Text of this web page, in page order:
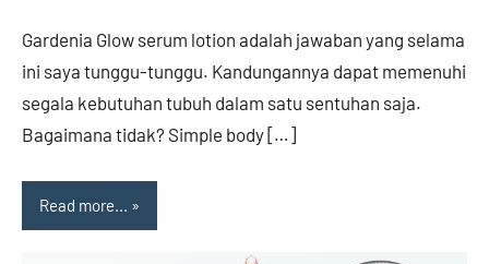
Gardenia Glow serum lotion adalah jawaban yang selama
ini saya tunggu-tunggu. Kandungannya dapat memenuhi
segala kebutuhan tubuh dalam satu sentuhan saja.
Bagaimana tidak? Simple body […]
Read more...